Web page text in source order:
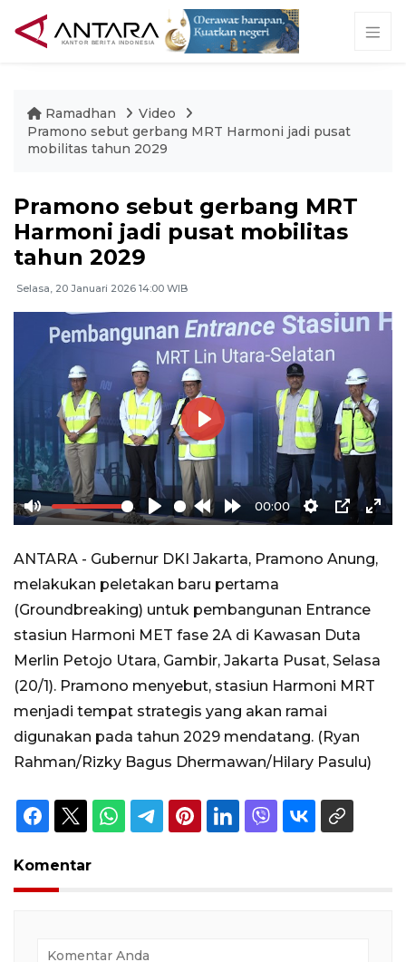
Ramadhan
Video
Pramono sebut gerbang MRT Harmoni jadi pusat
mobilitas tahun 2029
Pramono sebut gerbang MRT
Harmoni jadi pusat mobilitas
tahun 2029
Selasa, 20 Januari 2026 14:00 WIB
Mute Play
Rewind
10s
Forward
10s
00:00
Settings
PIP
Play
ANTARA - Gubernur DKI Jakarta, Pramono Anung,
melakukan peletakan baru pertama
(Groundbreaking) untuk pembangunan Entrance
stasiun Harmoni MET fase 2A di Kawasan Duta
Merlin Petojo Utara, Gambir, Jakarta Pusat, Selasa
(20/1). Pramono menyebut, stasiun Harmoni MRT
menjadi tempat strategis yang akan ramai
digunakan pada tahun 2029 mendatang. (Ryan
Rahman/Rizky Bagus Dhermawan/Hilary Pasulu)
Komentar